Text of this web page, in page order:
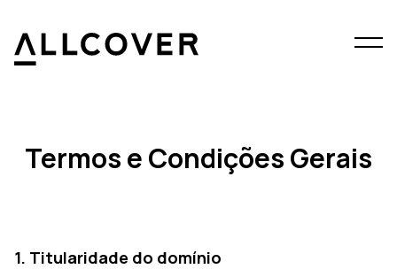
Menu
Termos e Condições Gerais
1. Titularidade do domínio